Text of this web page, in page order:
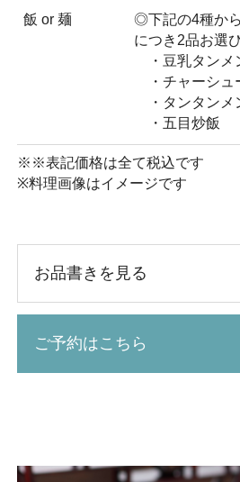
飯 or 麺
◎下記の4種か
につき2品お選
・豆乳タンメ
・チャーシュ
・タンタンメ
・五目炒飯
※※表記価格は全て税込です
※料理画像はイメージです
お品書きを見る
ご予約はこちら